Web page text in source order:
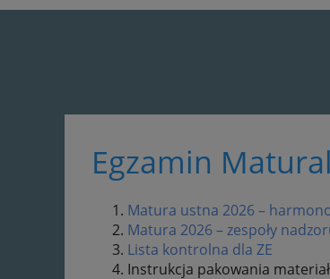
Egzamin
Matura ustna 2026 –
Matura 2026 – zespoły
Lista kontrolna dla ZE
Instrukcja pakowania